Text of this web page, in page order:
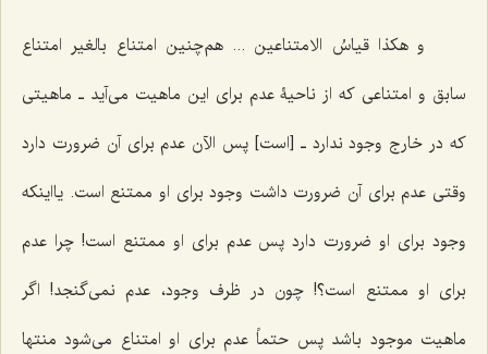
و هکذا قیاسُ الامتناعین ...هم‌چنین امتناع بالغیر امتناع
سابق و امتناعی که از ناحیۀ عدم برای این ماهیت می‌آید ـ ماهیتی
که در خارج وجود ندارد ـ [است] پس الآن عدم برای آن ضرورت دارد
وقتی عدم برای آن ضرورت داشت وجود برای او ممتنع است. یااینکه
وجود برای او ضرورت دارد پس عدم برای او ممتنع است! چرا عدم
برای او ممتنع است؟! چون در ظرف وجود، عدم نمی‌گنجد! اگر
ماهیت موجود باشد پس حتماً عدم برای او امتناع می‌شود منتها